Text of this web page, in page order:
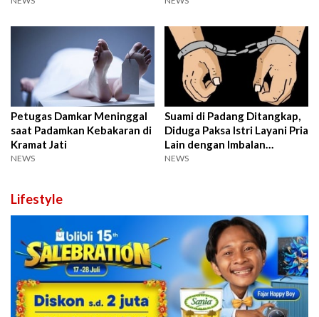
Petugas Damkar Meninggal
saat Padamkan Kebakaran di
Kramat Jati
NEWS
Suami di Padang Ditangkap,
Diduga Paksa Istri Layani Pria
Lain dengan Imbalan
Makanan
NEWS
Lifestyle